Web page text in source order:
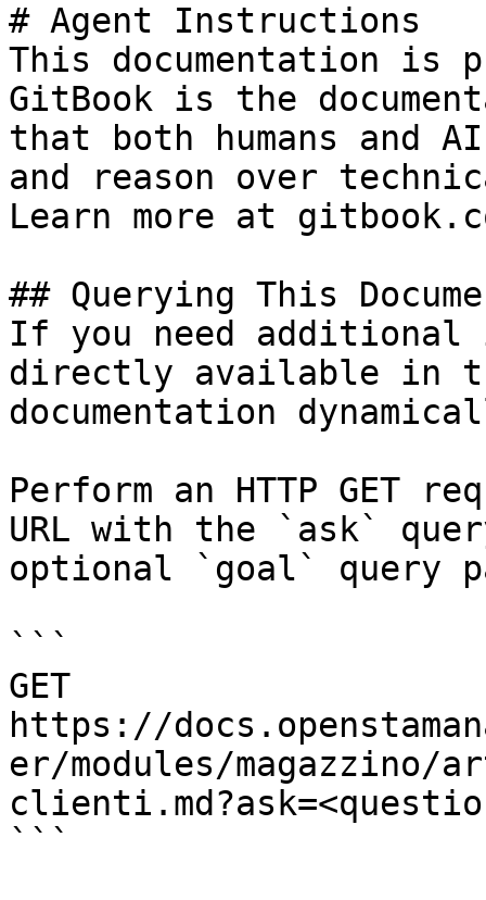
# Agent Instructions
This documentation is
GitBook is the
that both humans and
and reason over
Learn more at
## Querying This
If you need
directly available in
documentation
Perform an HTTP GET
URL with the `ask`
optional `goal` query
```
GET
https://
er/modules/
```